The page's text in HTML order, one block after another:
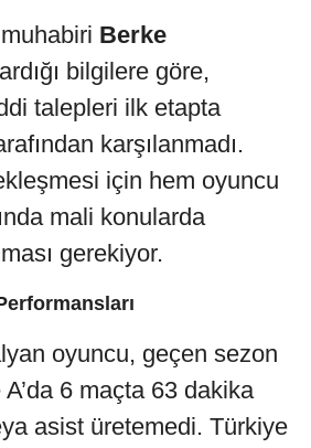
Berke
bilgilere göre,
talepleri ilk etapta
karşılanmadı.
için hem oyuncu
mali konularda
gerekiyor.
oyuncu, geçen sezon
6 maçta 63 dakika
asist üretemedi. Türkiye